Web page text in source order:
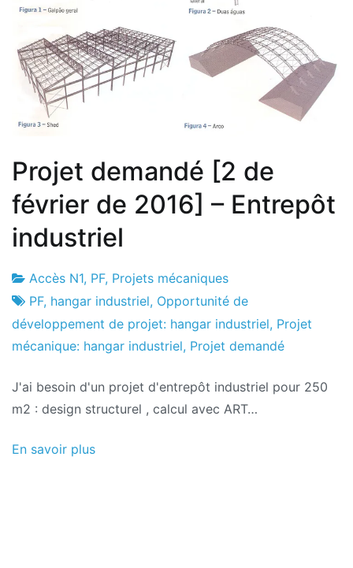
Projet demandé [2 de
février de 2016] – Entrepôt
industriel
Usine
de
projets
2
le
février
2016
Accès N1, PF, Projets mécaniques
PF, hangar industriel, Opportunité de
développement de projet: hangar industriel, Projet
mécanique: hangar industriel, Projet demandé
J'ai besoin d'un projet d'entrepôt industriel pour 250
m2 : design structurel , calcul avec ART…
En savoir plus